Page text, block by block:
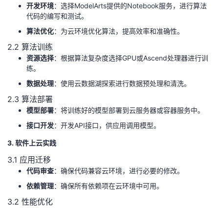
者
学
堂
的
程
我
认
的
我
Programs
支
持
我
技
支
的
声
开发环境：选择ModelArts提供的Notebook服务，进行算法
代码的编写和测试。
算法优化：为云环境优化算法，提高效率和准确性。
2.2 算法训练
资源选择：根据算法复杂度选择GPU或Ascend处理器进行训
练。
数据处理：使用云数据湖探索进行数据预处理和清洗。
2.3 算法部署
模型部署：将训练好的模型部署到云服务器或容器服务中。
接口开发：开发API接口，供应用调用模型。
3. 软件上云实践
3.1 应用迁移
代码审查：确保代码兼容云环境，进行必要的修改。
依赖管理：确保所有依赖项在云环境中可用。
3.2 性能优化